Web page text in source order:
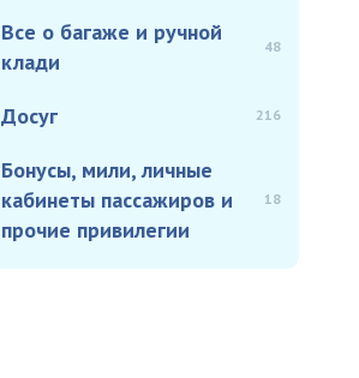
Все о багаже и ручной
клади
48
Досуг 216
Бонусы, мили, личные
кабинеты пассажиров и
прочие привилегии
18